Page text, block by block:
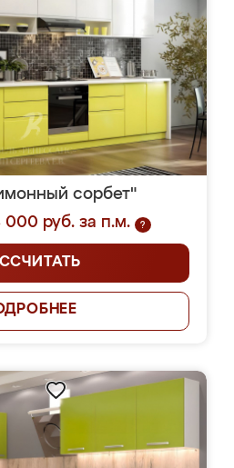
сорбет"
000 руб. за п.м.
?